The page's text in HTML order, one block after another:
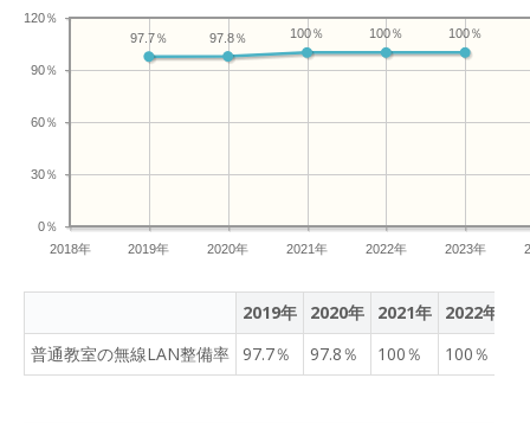
2018年 2019年 2020年 2021年 2022年 2023年
0％
30％
60％
90％
120％
100％
100％
100％
97.8％
97.7％
2019年 2020年 2021年 2022年
普通教室の無線LAN整備率
97.7％ 97.8％ 100％ 100％